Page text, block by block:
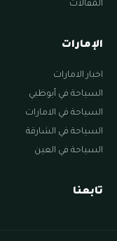
المقالات
الإمارات
اخبار الامارات
السياحة في أبوظبي
السياحة في الامارات
السياحة في الشارقة
السياحة في العين
تابعنا